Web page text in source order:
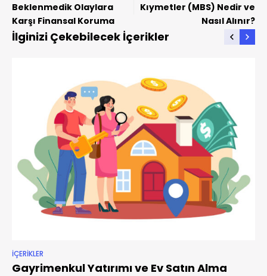
Beklenmedik Olaylara
Karşı Finansal Koruma
Kıymetler (MBS) Nedir ve
Nasıl Alınır?
İlginizi Çekebilecek İçerikler
İÇERIKLER
Gayrimenkul Yatırımı ve Ev Satın Alma